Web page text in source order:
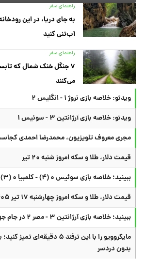
راهنمای سفر
به جای دریا، در این
آب‌تنی کنید
راهنمای سفر
۷ جنگل خنک شمال که
می‌کنند
ویدئو: خلاصه بازی نروژ ۱ - انگلیس ۲
ویدئو: خلاصه بازی آرژانتین ۳ - سوئیس ۱
مجری معروف تلویزیون، محمدرضا احمدی
قیمت دلار، طلا و سکه امروز شنبه ۲۰ تیر
ببینید؛ خلاصه بازی سوئیس ۰ (۴) - کلمبیا ۰ (۳) در جام جهانی
قیمت دلار، طلا و سکه امروز چهارشنبه ۱۷ تیر ۱۴۰۵
ببینید؛ خلاصه بازی آرژانتین ۳ - مصر ۲ در جام جهانی
مایکروویو را با این ترفند ۵
بدون دردسر